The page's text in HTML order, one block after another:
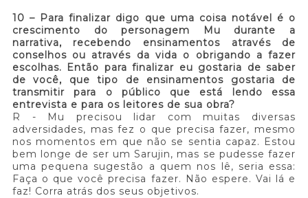
10 – Para finalizar digo que uma coisa notável é o
crescimento do personagem Mu durante a
narrativa, recebendo ensinamentos através de
conselhos ou através da vida o obrigando a fazer
escolhas. Então para finalizar eu gostaria de saber
de você, que tipo de ensinamentos gostaria de
transmitir para o público que está lendo essa
entrevista e para os leitores de sua obra?
R - Mu precisou lidar com muitas diversas
adversidades, mas fez o que precisa fazer, mesmo
nos momentos em que não se sentia capaz. Estou
bem longe de ser um Sarujin, mas se pudesse fazer
uma pequena sugestão a quem nos lê, seria essa:
Faça o que você precisa fazer. Não espere. Vai lá e
faz! Corra atrás dos seus objetivos.